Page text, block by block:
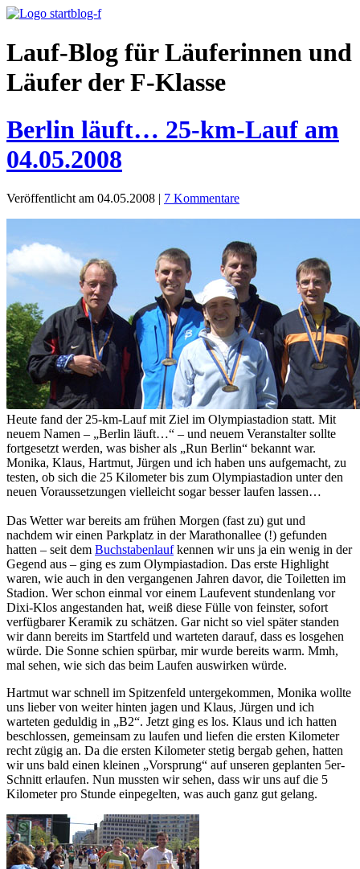
Lauf-Blog für Läuferinnen und
Läufer der F-Klasse
Berlin läuft… 25-km-Lauf am
04.05.2008
Veröffentlicht am 04.05.2008 | 7 Kommentare
Heute fand der 25-km-Lauf mit Ziel im Olympiastadion statt. Mit
neuem Namen – „Berlin läuft…“ – und neuem Veranstalter sollte
fortgesetzt werden, was bisher als „Run Berlin“ bekannt war.
Monika, Klaus, Hartmut, Jürgen und ich haben uns aufgemacht, zu
testen, ob sich die 25 Kilometer bis zum Olympiastadion unter den
neuen Voraussetzungen vielleicht sogar besser laufen lassen…
Das Wetter war bereits am frühen Morgen (fast zu) gut und
nachdem wir einen Parkplatz in der Marathonallee (!) gefunden
hatten – seit dem Buchstabenlaufkennen wir uns ja ein wenig in der
Gegend aus – ging es zum Olympiastadion. Das erste Highlight
waren, wie auch in den vergangenen Jahren davor, die Toiletten im
Stadion. Wer schon einmal vor einem Laufevent stundenlang vor
Dixi-Klos angestanden hat, weiß diese Fülle von feinster, sofort
verfügbarer Keramik zu schätzen. Gar nicht so viel später standen
wir dann bereits im Startfeld und warteten darauf, dass es losgehen
würde. Die Sonne schien spürbar, mir wurde bereits warm. Mmh,
mal sehen, wie sich das beim Laufen auswirken würde.
Hartmut war schnell im Spitzenfeld untergekommen, Monika wollte
uns lieber von weiter hinten jagen und Klaus, Jürgen und ich
warteten geduldig in „B2“. Jetzt ging es los. Klaus und ich hatten
beschlossen, gemeinsam zu laufen und liefen die ersten Kilometer
recht zügig an. Da die ersten Kilometer stetig bergab gehen, hatten
wir uns bald einen kleinen „Vorsprung“ auf unseren geplanten 5er-
Schnitt erlaufen. Nun mussten wir sehen, dass wir uns auf die 5
Kilometer pro Stunde einpegelten, was auch ganz gut gelang.